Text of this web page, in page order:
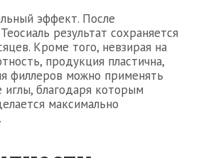
эффект. После
результат сохраняется
Кроме того, невзирая на
продукция пластична,
филлеров можно применять
иглы, благодаря которым
максимально